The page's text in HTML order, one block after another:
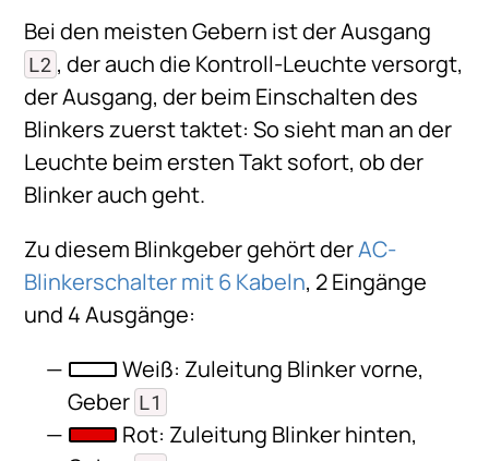
Bei den meisten Gebern ist der Ausgang
L2 , der auch die Kontroll-Leuchte versorgt,
der Ausgang, der beim Einschalten des
Blinkers zuerst taktet: So sieht man an der
Leuchte beim ersten Takt sofort, ob der
Blinker auch geht.
Zu diesem Blinkgeber gehört derAC-
Blinkerschalter mit 6 Kabeln, 2 Eingänge
und 4 Ausgänge:
Weiß: Zuleitung Blinker vorne,
Geber L1
Rot: Zuleitung Blinker hinten,